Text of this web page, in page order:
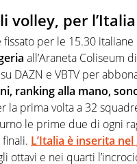
volley, per
per le 15.30
all’Araneta Coliseum
DAZN e VBTV per
ranking alla mano,
la prima volta a 32
le prime due di ogni
L’Italia è inserita
ottavi e nei quarti